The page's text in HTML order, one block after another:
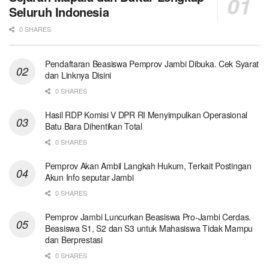
Seluruh Indonesia
0 SHARES
Pendaftaran Beasiswa Pemprov Jambi Dibuka. Cek Syarat
dan Linknya Disini
0 SHARES
Hasil RDP Komisi V DPR RI Menyimpulkan Operasional
Batu Bara Dihentikan Total
0 SHARES
Pemprov Akan Ambil Langkah Hukum, Terkait Postingan
Akun Info seputar Jambi
0 SHARES
Pemprov Jambi Luncurkan Beasiswa Pro-Jambi Cerdas.
Beasiswa S1, S2 dan S3 untuk Mahasiswa Tidak Mampu
dan Berprestasi
0 SHARES